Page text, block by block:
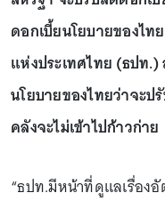
ดอกเบี้ยนโยบายของไ
แห่งประเทศไทย (ธปท
นโยบายของไทยว่าจะป
คลังจะไม่เข้าไปก้าวก่าย
“ธปท.มีหน้าที่ดูแลเรื่อง